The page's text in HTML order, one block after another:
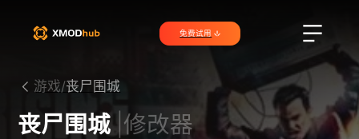
免费试用
游戏/丧尸围城
丧尸围城 |修改器